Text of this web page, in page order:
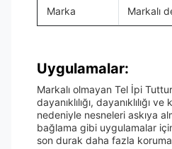
Marka Markalı
Uygulamalar:
Markalı olmayan Tel İpi
dayanıklılığı, dayanıklılığı
nedeniyle nesneleri askıya
bağlama gibi uygulamalar
son durak daha fazla